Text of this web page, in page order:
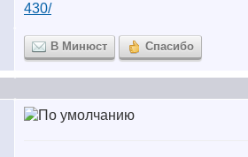
430/
В Минюст Спасибо